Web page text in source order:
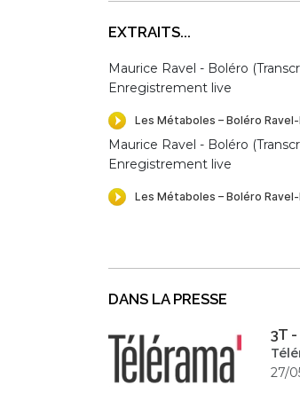
EXTRAITS...
Maurice Ravel - Boléro
Enregistrement live
Maurice Ravel - Boléro
Enregistrement live
DANS LA PRESSE
3T
27/